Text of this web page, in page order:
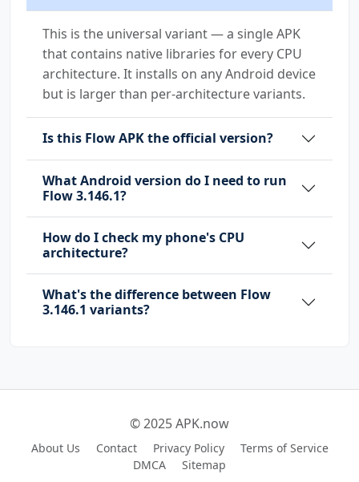
com.majeur.launcher.permission.UPDATE_BADGE
com.oppo.launcher.permission.READ_SETTINGS
com.oppo.launcher.permission.WRITE_SETTINGS
com.sec.android.provider.badge.permission.REA
D
me.everything.badger.permission.BADGE_COUNT_R
RITE
This is the universal variant — a single APK
that contains native libraries for every CPU
architecture. It installs on any Android device
but is larger than per-architecture variants.
Is this Flow APK the official version?
What Android version do I need to run
Flow 3.146.1?
How do I check my phone's CPU
architecture?
What's the difference between Flow
3.146.1 variants?
© 2025 APK.now
About Us Contact Privacy Policy
Terms of Service
DMCA
Sitemap